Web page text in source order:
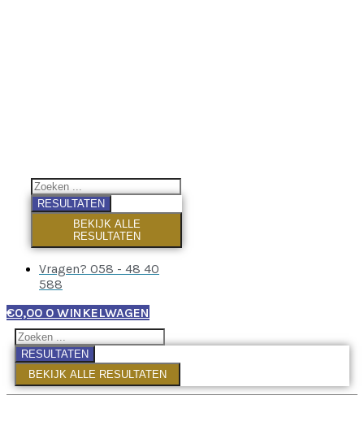
RESULTATEN
BEKIJK ALLE
RESULTATEN
Vragen? 058 - 48 40
588
€0,00 0 WINKELWAGEN
RESULTATEN
BEKIJK ALLE RESULTATEN